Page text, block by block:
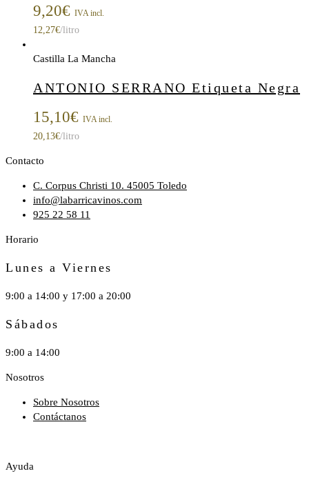
9,20€ IVA incl.
12,27€/litro
Castilla La Mancha
ANTONIO SERRANO Etiqueta Negra
15,10€ IVA incl.
20,13€/litro
Contacto
C. Corpus Christi 10. 45005 Toledo
info@labarricavinos.com
925 22 58 11
Horario
Lunes a Viernes
9:00 a 14:00 y 17:00 a 20:00
Sábados
9:00 a 14:00
Nosotros
Sobre Nosotros
Contáctanos
Ayuda